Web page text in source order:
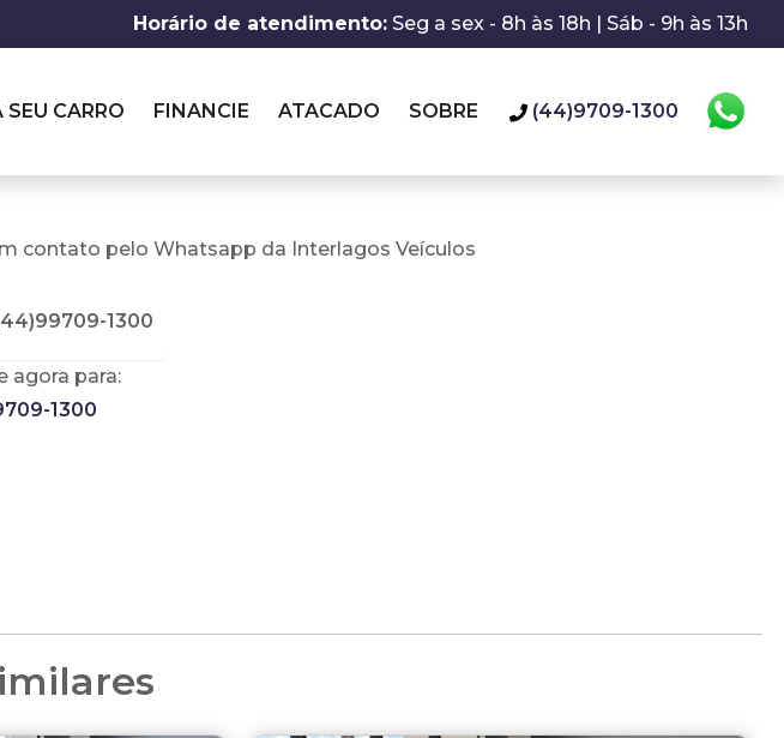
Horário de atendimento: Seg a sex - 8h às 18h | Sáb - 9h às 13h
SEU CARRO FINANCIE ATACADO SOBRE (44)9709-1300
contato pelo Whatsapp da Interlagos Veículos
1300
agora para:
1300